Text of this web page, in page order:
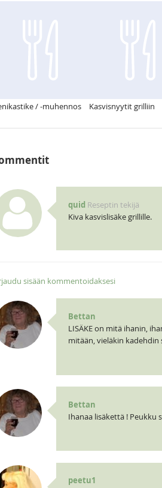
/ -muhennos Kasvisnyytit grilliin
quid Reseptin tekijä
Kiva kasvislisäke grillille.
sisään kommentoidaksesi
Bettan
LISÄKE on mitä ihanin,
mitään, vieläkin
Bettan
Ihanaa lisäkettä ! Peukku
peetu1